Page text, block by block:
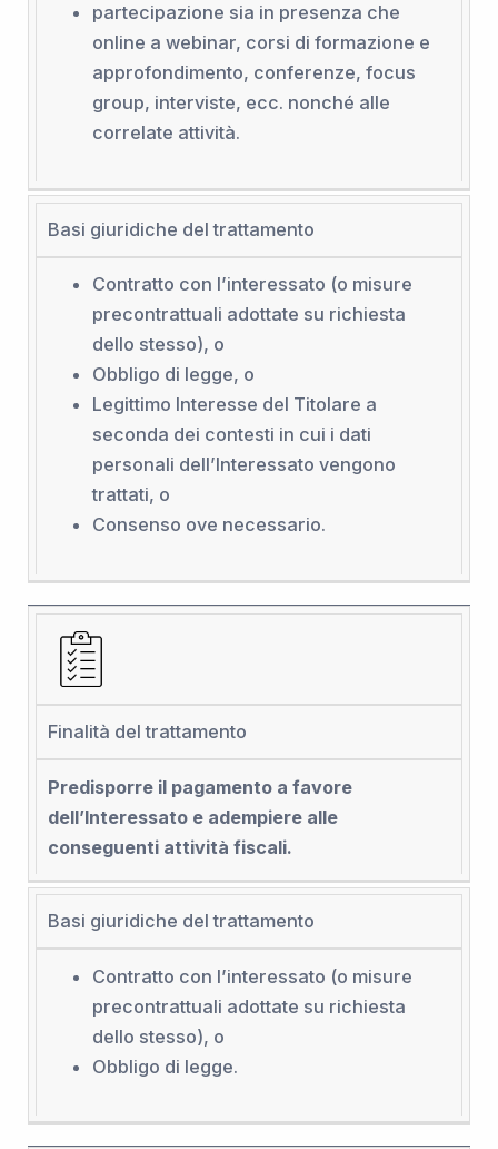
partecipazione sia in presenza che
online a webinar, corsi di formazione e
approfondimento, conferenze, focus
group, interviste, ecc. nonché alle
correlate attività.
Basi giuridiche del trattamento
Contratto con l’interessato (o misure
precontrattuali adottate su richiesta
dello stesso), o
Obbligo di legge, o
Legittimo Interesse del Titolare a
seconda dei contesti in cui i dati
personali dell’Interessato vengono
trattati, o
Consenso ove necessario.
Finalità del trattamento
Predisporre il pagamento a favore
dell’Interessato e adempiere alle
conseguenti attività fiscali.
Basi giuridiche del trattamento
Contratto con l’interessato (o misure
precontrattuali adottate su richiesta
dello stesso), o
Obbligo di legge.